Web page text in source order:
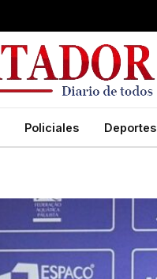
Policiales Deportes